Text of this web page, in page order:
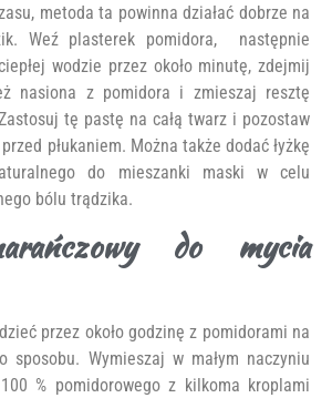
metoda ta powinna działać dobrze na
Weź plasterek pomidora, następnie
wodzie przez około minutę, zdejmij
nasiona z pomidora i zmieszaj resztę
tę pastę na całą twarz i pozostaw
płukaniem. Można także dodać łyżkę
do mieszanki maski w celu
bólu trądzika.
do mycia
przez około godzinę z pomidorami na
sposobu. Wymieszaj w małym naczyniu
% pomidorowego z kilkoma kroplami